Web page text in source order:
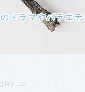
ドラマやバラエ
―